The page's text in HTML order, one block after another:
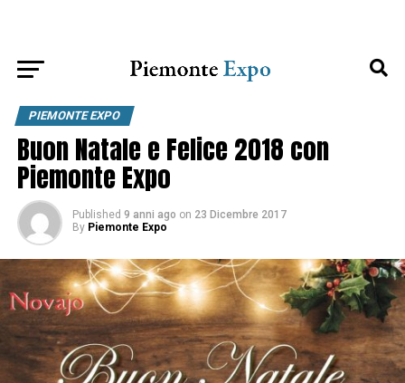
PIEMONTE EXPO
Buon Natale e Felice 2018 con
Piemonte Expo
Published 9 anni ago on 23 Dicembre 2017
By Piemonte Expo